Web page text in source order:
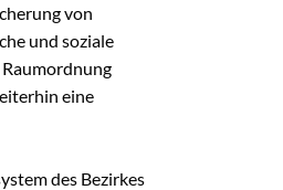
von
und soziale
eine
des Bezirkes